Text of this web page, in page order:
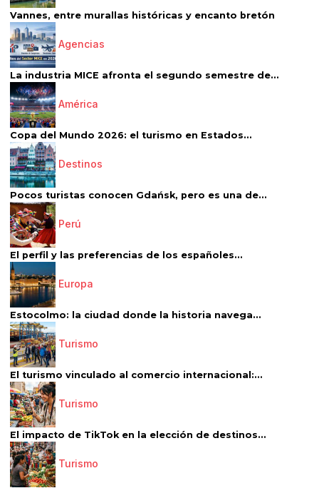
Vannes, entre murallas históricas y encanto bretón
Agencias
La industria MICE afronta el segundo semestre de...
América
Copa del Mundo 2026: el turismo en Estados...
Destinos
Pocos turistas conocen Gdańsk, pero es una de...
Perú
El perfil y las preferencias de los españoles...
Europa
Estocolmo: la ciudad donde la historia navega...
Turismo
El turismo vinculado al comercio internacional:...
Turismo
El impacto de TikTok en la elección de destinos...
Turismo